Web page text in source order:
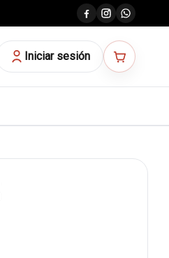
Iniciar sesión